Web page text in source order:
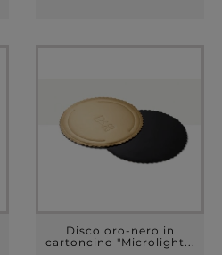
Disco oro-nero in
cartoncino "Microlight...